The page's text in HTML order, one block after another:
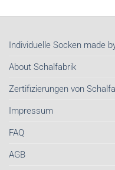
Individuelle Socken made
About Schalfabrik
Zertifizierungen von
Impressum
FAQ
AGB